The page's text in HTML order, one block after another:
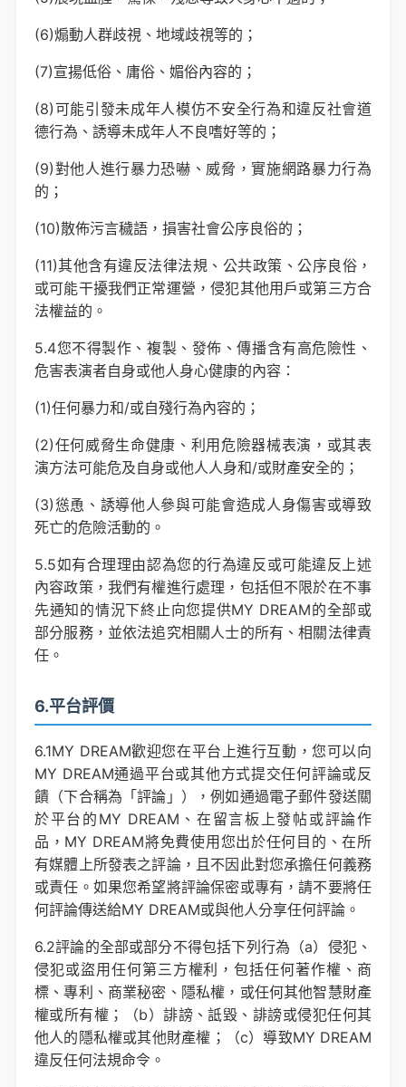
(6)煽動人群歧視、地域歧視等的；
(7)宣揚低俗、庸俗、媚俗內容的；
(8)可能引發未成年人模仿不安全行為和違反社會道
德行為、誘導未成年人不良嗜好等的；
(9)對他人進行暴力恐嚇、威脅，實施網路暴力行為
的；
(10)散佈污言穢語，損害社會公序良俗的；
(11)其他含有違反法律法規、公共政策、公序良俗，
或可能干擾我們正常運營，侵犯其他用戶或第三方合
法權益的。
5.4您不得製作、複製、發佈、傳播含有高危險性、
危害表演者自身或他人身心健康的內容：
(1)任何暴力和/或自殘行為內容的；
(2)任何威脅生命健康、利用危險器械表演，或其表
演方法可能危及自身或他人人身和/或財產安全的；
(3)慫恿、誘導他人參與可能會造成人身傷害或導致
死亡的危險活動的。
5.5如有合理理由認為您的行為違反或可能違反上述
內容政策，我們有權進行處理，包括但不限於在不事
先通知的情況下終止向您提供MY DREAM的全部或
部分服務，並依法追究相關人士的所有、相關法律責
任。
6.平台評價
6.1MY DREAM歡迎您在平台上進行互動，您可以向
MY DREAM通過平台或其他方式提交任何評論或反
饋（下合稱為「評論」），例如通過電子郵件發送關
於平台的MY DREAM、在留言板上發帖或評論作
品，MY DREAM將免費使用您出於任何目的、在所
有媒體上所發表之評論，且不因此對您承擔任何義務
或責任。如果您希望將評論保密或專有，請不要將任
何評論傳送給MY DREAM或與他人分享任何評論。
6.2評論的全部或部分不得包括下列行為（a）侵犯、
侵犯或盜用任何第三方權利，包括任何著作權、商
標、專利、商業秘密、隱私權，或任何其他智慧財產
權或所有權；（b）誹謗、詆毀、誹謗或侵犯任何其
他人的隱私權或其他財產權；（c）導致MY DREAM
違反任何法規命令。